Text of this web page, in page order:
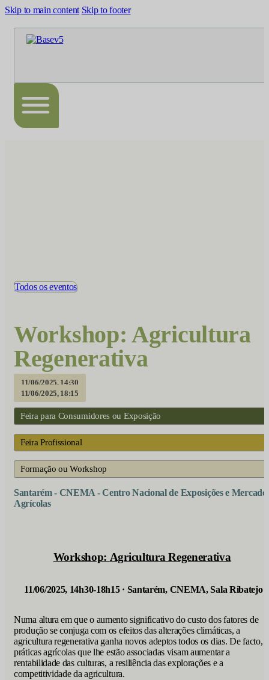
Skip to main content Skip to footer
Todos os eventos
Workshop: Agricultura
Regenerativa
11/06/2025, 14:30
11/06/2025, 18:15
Feira para Consumidores ou Exposição
Feira Profissional
Formação ou Workshop
Santarém - CNEMA - Centro Nacional de Exposições e
Agrícolas
Workshop: Agricultura Regenerativa
11/06/2025, 14h30-18h15 · Santarém, CNEMA, Sala Ribatejo
Numa altura em que o aumento significativo do custo dos fatores de
produção se conjuga com os efeitos das alterações climáticas, a
agricultura regenerativa ganha novos adeptos todos os dias. De facto,
práticas agrícolas que lhe estão associadas visam aumentar a
rentabilidade das culturas, a resiliência das explorações e a
competitividade da agricultura.